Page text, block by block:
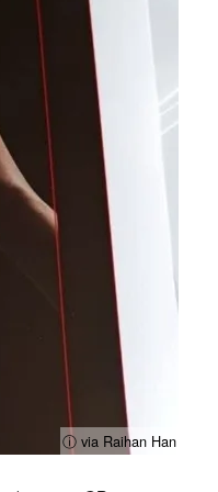
ⓘ via Raihan Han